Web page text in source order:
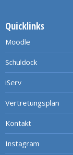
Quicklinks
Moodle
Schuldock
iServ
Vertretungsplan
Kontakt
Instagram